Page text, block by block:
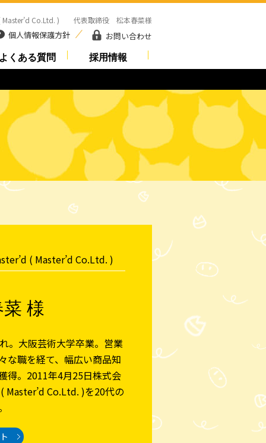
( Master’d Co.Ltd. ) 代表取締役 松本春菜様
個人情報保護方針 お問い合わせ
くある質問 採用情報
( Master’d Co.Ltd. )
様
。大阪芸術大学卒業。営業
な職を経て、幅広い商品知
得。2011年4月25日株式会
Master’d Co.Ltd. )を20代の